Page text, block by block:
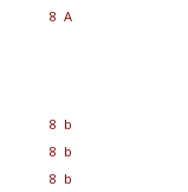
8 A
8 b
8 b
8 b